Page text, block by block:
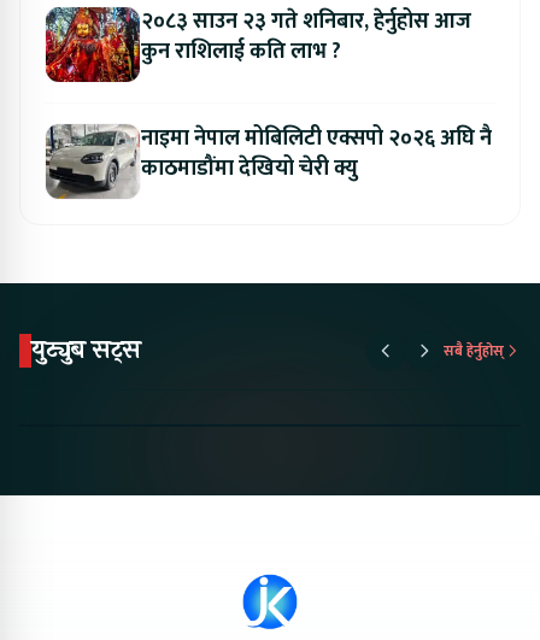
२०८३ साउन २३ गते शनिबार, हेर्नुहोस आज
कुन राशिलाई कति लाभ ?
नाइमा नेपाल मोबिलिटी एक्सपो २०२६ अघि नै
काठमाडौंमा देखियो चेरी क्यु
युट्युब सट्स सबै हेर्नुहोस्